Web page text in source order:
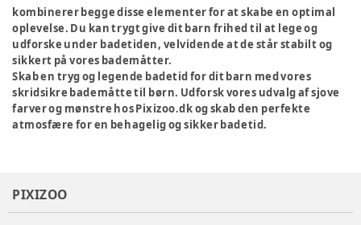
kombinerer begge disse elementer for at skabe en optimal
oplevelse. Du kan trygt give dit barn frihed til at lege og
udforske under badetiden, velvidende at de står stabilt og
sikkert på vores bademåtter.
Skab en tryg og legende badetid for dit barn med vores
skridsikre bademåtte til børn. Udforsk vores udvalg af sjove
farver og mønstre hos Pixizoo.dk og skab den perfekte
atmosfære for en behagelig og sikker badetid.
PIXIZOO